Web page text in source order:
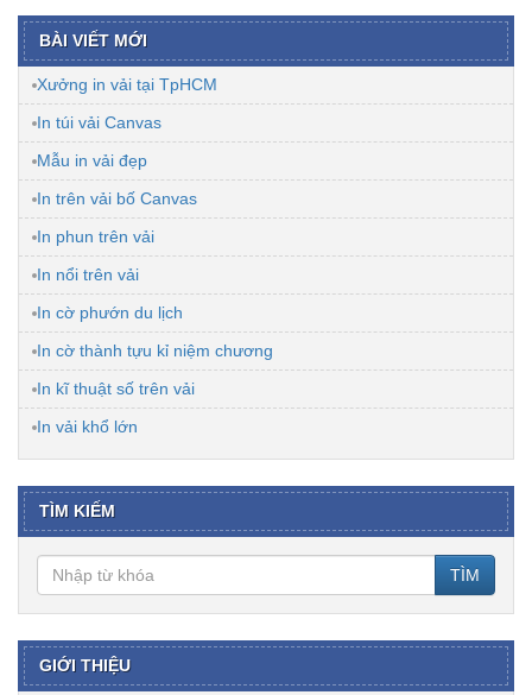
BÀI VIẾT MỚI
Xưởng in vải tại TpHCM
In túi vải Canvas
Mẫu in vải đẹp
In trên vải bố Canvas
In phun trên vải
In nổi trên vải
In cờ phướn du lịch
In cờ thành tựu kỉ niệm chương
In kĩ thuật số trên vải
In vải khổ lớn
TÌM KIẾM
TÌM
GIỚI THIỆU